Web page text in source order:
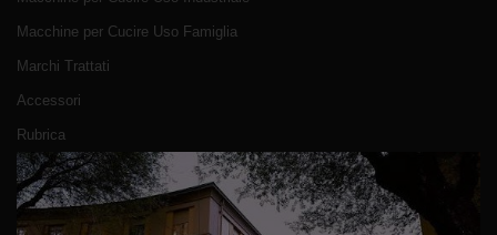
Macchine per Cucire Uso Famiglia
Marchi Trattati
Accessori
Rubrica